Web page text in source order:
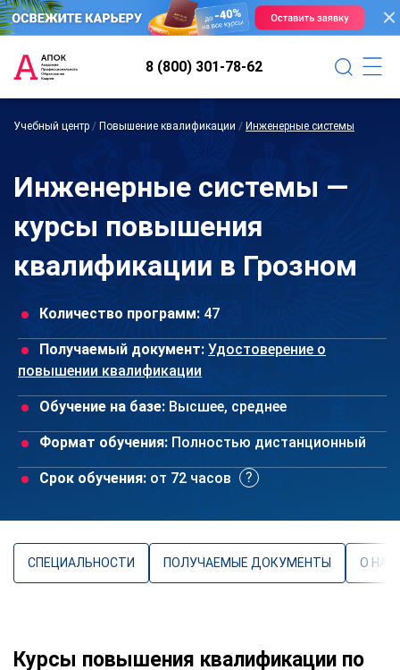
8 (800) 301-78-62
Учебный центр / Повышение квалификации / Инженерные системы
Инженерные системы —
курсы повышения
квалификации в Грозном
Количество программ: 47
Получаемый документ: Удостоверение о
повышении квалификации
Обучение на базе: Высшее, среднее
Формат обучения: Полностью дистанционный
Срок обучения: от 72 часов
СПЕЦИАЛЬНОСТИ ПОЛУЧАЕМЫЕ ДОКУМЕНТЫ О
Курсы повышения квалификации по